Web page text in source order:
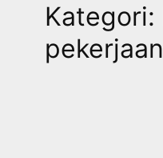
Kategori:
pekerjaan